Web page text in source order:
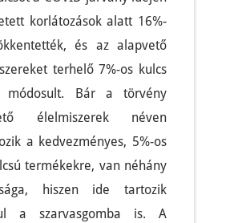
korlátozások alatt 16%-
és az alapvető
terhelő 7%-os kulcs
módosult. Bár a törvény
élelmiszerek néven
a kedvezményes, 5%-os
termékekre, van néhány
hiszen ide tartozik
a szarvasgomba is. A